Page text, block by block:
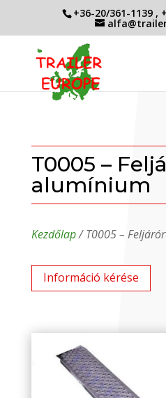
+36-20/361-1139 ,
T0005 –
alumínium
Kezdőlap/ T0005 –
Információ kérése